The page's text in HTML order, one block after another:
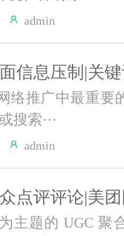
admin
络推广中最重要
搜索···
admin
主题的 UGC 聚